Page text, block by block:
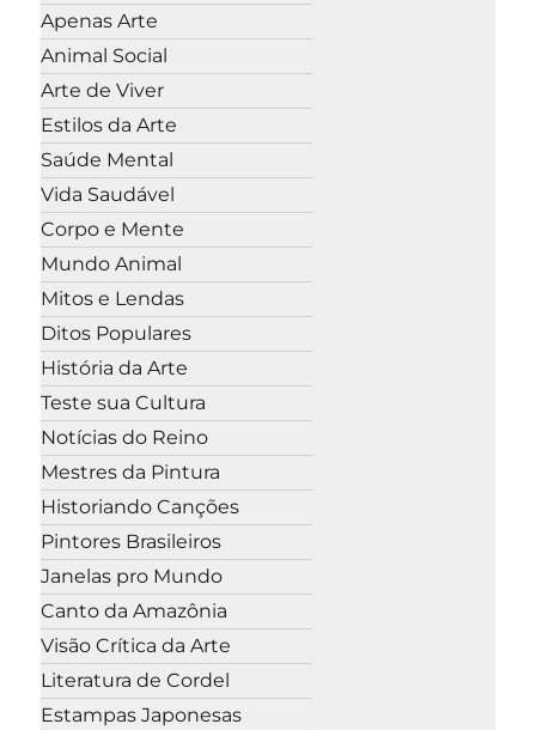
Apenas Arte
Animal Social
Arte de Viver
Estilos da Arte
Saúde Mental
Vida Saudável
Corpo e Mente
Mundo Animal
Mitos e Lendas
Ditos Populares
História da Arte
Teste sua Cultura
Notícias do Reino
Mestres da Pintura
Historiando Canções
Pintores Brasileiros
Janelas pro Mundo
Canto da Amazônia
Visão Crítica da Arte
Literatura de Cordel
Estampas Japonesas